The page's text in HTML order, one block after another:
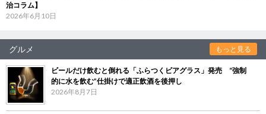
治コラム】
2026年6月10日
グルメ もっと見る
ビールだけ飲むと倒れる「ふらつくビアグラス」発売 “強制
的に水を飲む”仕掛けで適正飲酒を後押し
2026年8月7日